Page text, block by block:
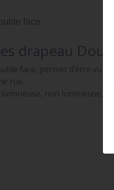
face
drapeau
face, permet d’être vu
rue.
non lumineuse,